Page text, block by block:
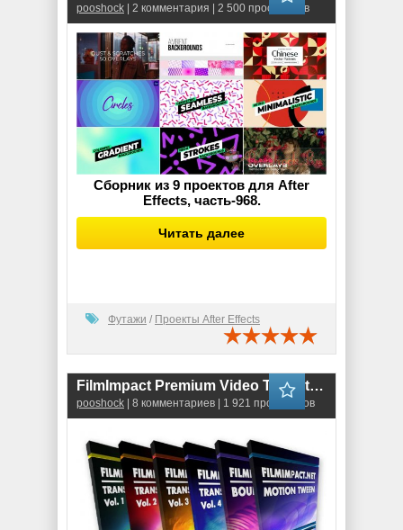
pooshock | 2 комментария | 2 500 просмотров
Сборник из 9 проектов для After
Effects, часть-968.
Читать далее
Футажи / Проекты After Effects
FilmImpact Premium Video Transitions & Effects 2025.2.5
pooshock | 8 комментариев | 1 921 просмотров